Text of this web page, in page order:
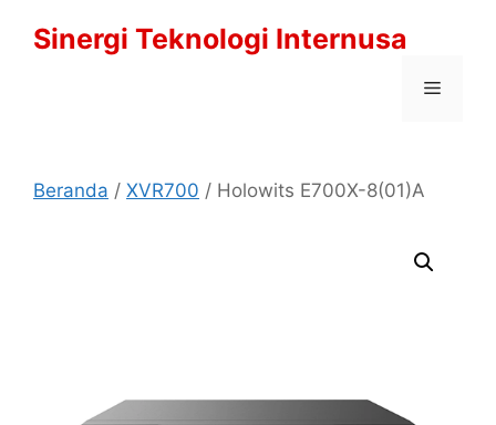
Sinergi Teknologi Internusa
Menu
Beranda / XVR700 / Holowits E700X-8(01)A